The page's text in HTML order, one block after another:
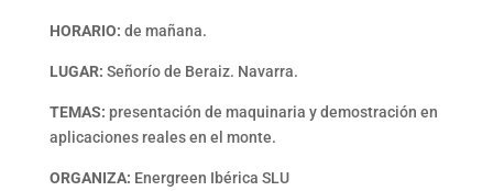
HORARIO: de mañana.
LUGAR: Señorío de Beraiz. Navarra.
TEMAS: presentación de maquinaria y demostración en
aplicaciones reales en el monte.
ORGANIZA: Energreen Ibérica SLU